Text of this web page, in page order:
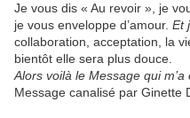
Je vous dis « Au revoir », je
je vous enveloppe d’amour. Et
collaboration, acceptation, la
bientôt elle sera plus douce.
Alors voilà le Message qui
Message canalisé par Ginette